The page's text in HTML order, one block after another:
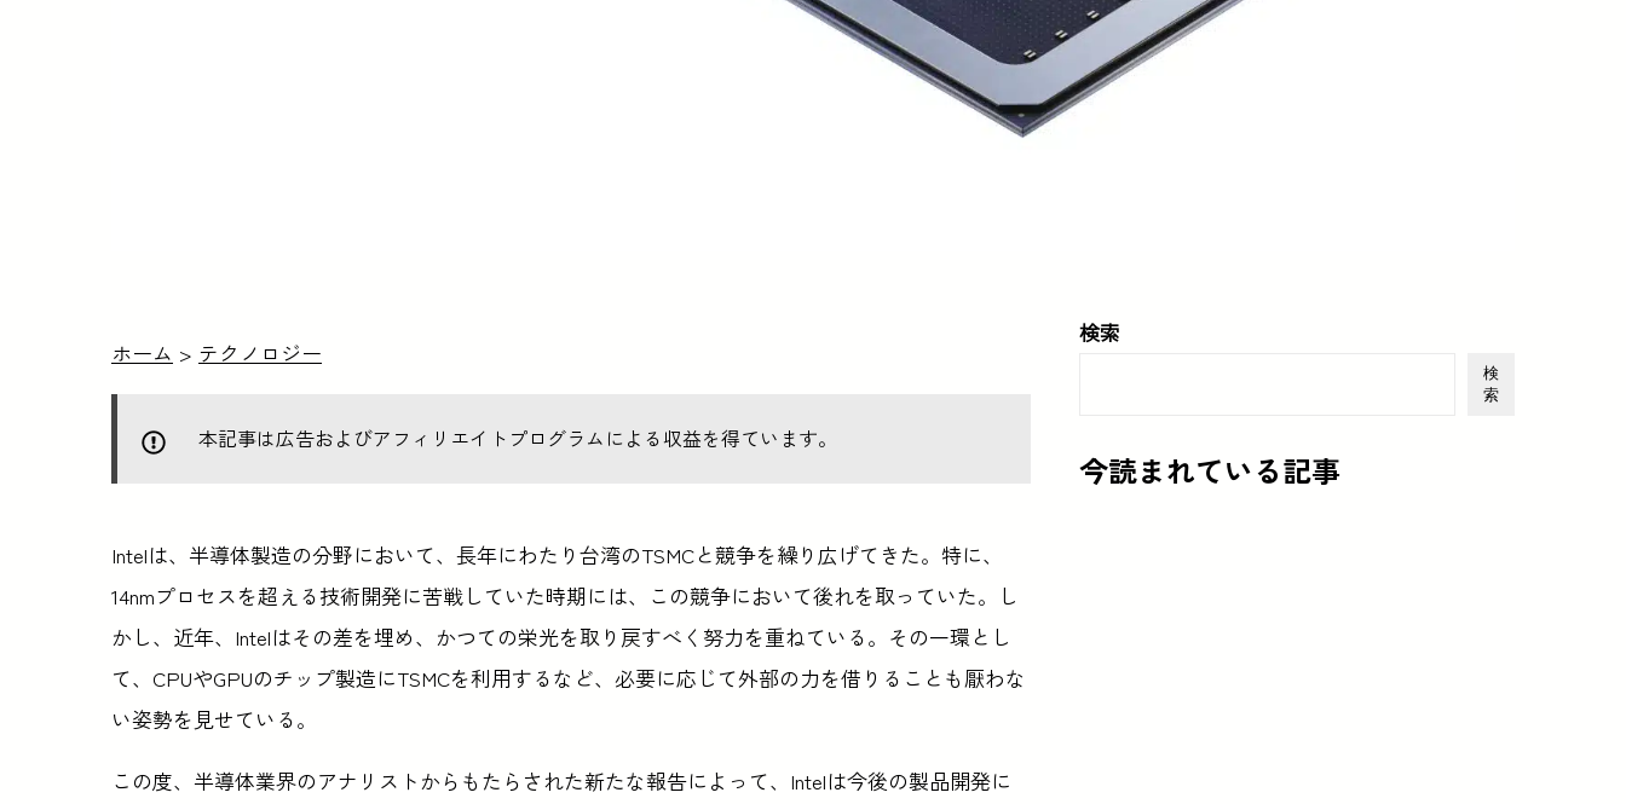
ホーム > テクノロジー
本記事は広告およびアフィリエイトプログラムによる収益を得ています。
Intelは、半導体製造の分野において、長年にわたり台湾のTSMCと競争を繰り広げてきた。特に、
14nmプロセスを超える技術開発に苦戦していた時期には、この競争において後れを取っていた。し
かし、近年、Intelはその差を埋め、かつての栄光を取り戻すべく努力を重ねている。その一環とし
て、CPUやGPUのチップ製造にTSMCを利用するなど、必要に応じて外部の力を借りることも厭わな
い姿勢を見せている。
この度、半導体業界のアナリストからもたらされた新たな報告によって、Intelは今後の製品開発に
検索
検
索
今読まれている記事